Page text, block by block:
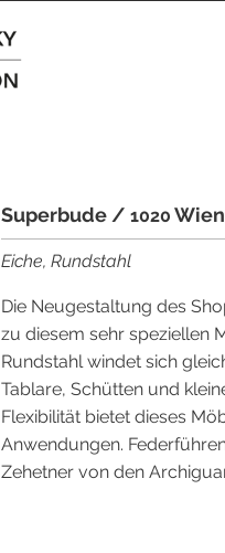
Superbude / 1020 ​ Wien
Eiche, Rundstahl
Die Neugestaltung des
zu diesem sehr speziellen
Rundstahl windet sich
Tablare, Schütten und
Flexibilität bietet dieses
Anwendungen.
Zehetner von den